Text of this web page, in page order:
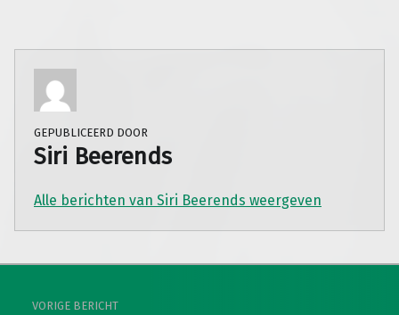
GEPUBLICEERD DOOR
Siri Beerends
Alle berichten van Siri Beerends weergeven
Teruggaan naar de hoofdnavigatie
Berichtnavigatie
VORIGE BERICHT